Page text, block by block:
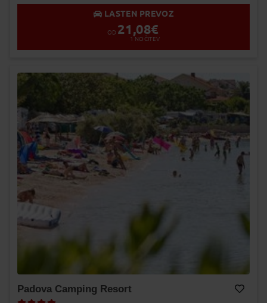
LASTEN PREVOZ
OD 21,08€
1 NOČITEV
Padova Camping Resort